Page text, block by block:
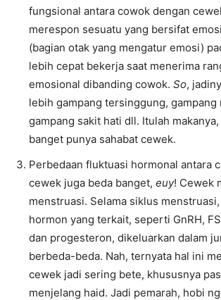
fungsional antara cowok dengan
merespon sesuatu yang bersifat
(bagian otak yang mengatur emosi)
lebih cepat bekerja saat menerima
emosional dibanding cowok. So,
lebih gampang tersinggung, gampang
gampang sakit hati dll. Itulah
banget punya sahabat cewek.
Perbedaan fluktuasi hormonal antara
cewek juga beda banget, euy! Cewek
menstruasi. Selama siklus
hormon yang terkait, seperti GnRH,
dan progesteron, dikeluarkan dalam
berbeda-beda. Nah, ternyata hal ini
cewek jadi sering bete, khususnya
menjelang haid. Jadi pemarah, hobi